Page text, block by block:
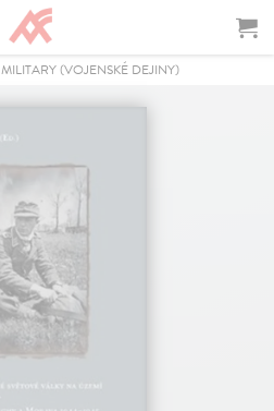
MILITARY (VOJENSKÉ DEJINY)